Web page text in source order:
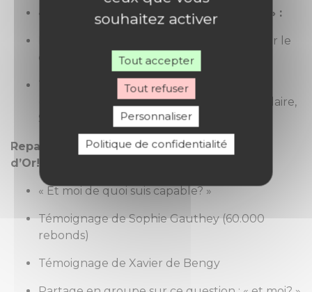
« Le chrétien face à la prise de risque » :
Intervention théologique de Mgr Garin sur le
chrétien face à la prise de risque
Table ronde animée par Samuel Pruvost
(Famille chrétienne) avec le général Ste Claire,
Sébastien Destremau, et Bernard Streit
Repas (on est toujours bien reçu à la Roche
d’Or!)
« Et moi de quoi suis capable? »
Témoignage de Sophie Gauthey (60.000
rebonds)
Témoignage de Xavier de Bengy
souhaitez activer
Tout accepter
Tout refuser
Personnaliser
Politique de confidentialité